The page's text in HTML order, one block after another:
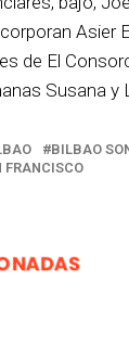
Asier
de El
Susana y
BILBAO
FRANCISCO